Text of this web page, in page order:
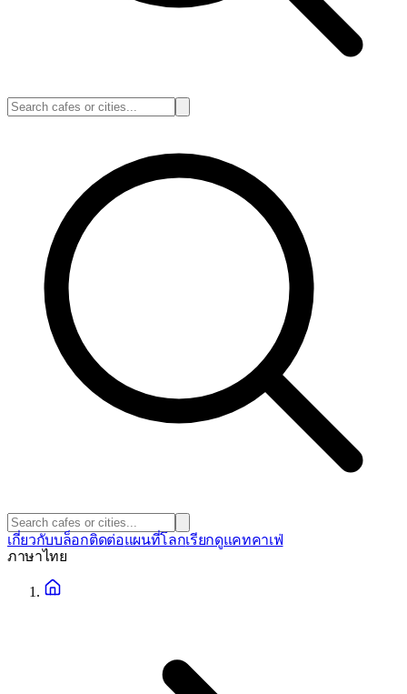
เกี่ยวกับบล็อกติดต่อแผนที่โลกเรียกดูแคทคาเฟ่
ภาษาไทย